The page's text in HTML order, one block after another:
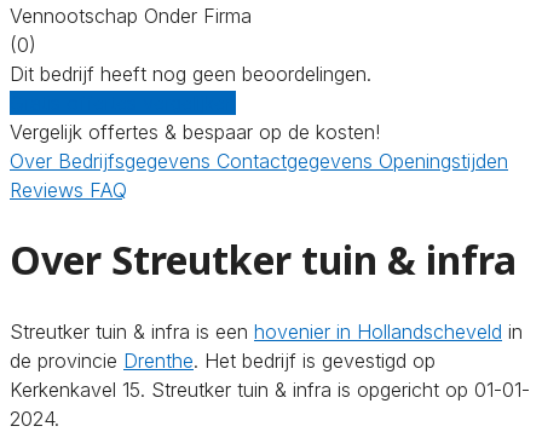
Vennootschap Onder Firma
(0)
Dit bedrijf heeft nog geen beoordelingen.
Vergelijk offertes & bespaar op de kosten!
Over Bedrijfsgegevens Contactgegevens Openingstijden
Reviews FAQ
Over Streutker tuin & infra
Streutker tuin & infra is een hovenier in Hollandscheveld in
de provincie Drenthe. Het bedrijf is gevestigd op
Kerkenkavel 15. Streutker tuin & infra is opgericht op 01-01-
2024.